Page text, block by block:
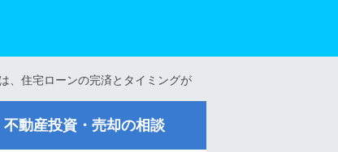
、住宅ローンの完済とタイミングが
不動産投資・売却の相談